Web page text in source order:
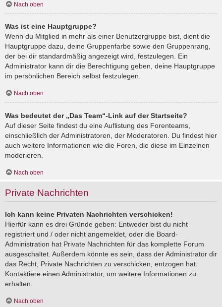
Nach oben
Was ist eine Hauptgruppe?
Wenn du Mitglied in mehr als einer Benutzergruppe bist, dient die
Hauptgruppe dazu, deine Gruppenfarbe sowie den Gruppenrang,
der bei dir standardmäßig angezeigt wird, festzulegen. Ein
Administrator kann dir die Berechtigung geben, deine Hauptgruppe
im persönlichen Bereich selbst festzulegen.
Nach oben
Was bedeutet der „Das Team“-Link auf der Startseite?
Auf dieser Seite findest du eine Auflistung des Forenteams,
einschließlich der Administratoren, der Moderatoren. Du findest hier
auch weitere Informationen wie die Foren, die diese im Einzelnen
moderieren.
Nach oben
Private Nachrichten
Ich kann keine Privaten Nachrichten verschicken!
Hierfür kann es drei Gründe geben: Entweder bist du nicht
registriert und / oder nicht angemeldet, oder die Board-
Administration hat Private Nachrichten für das komplette Forum
ausgeschaltet. Außerdem könnte es sein, dass der Administrator dir
das Recht, Private Nachrichten zu verschicken, entzogen hat.
Kontaktiere einen Administrator, um weitere Informationen zu
erhalten.
Nach oben